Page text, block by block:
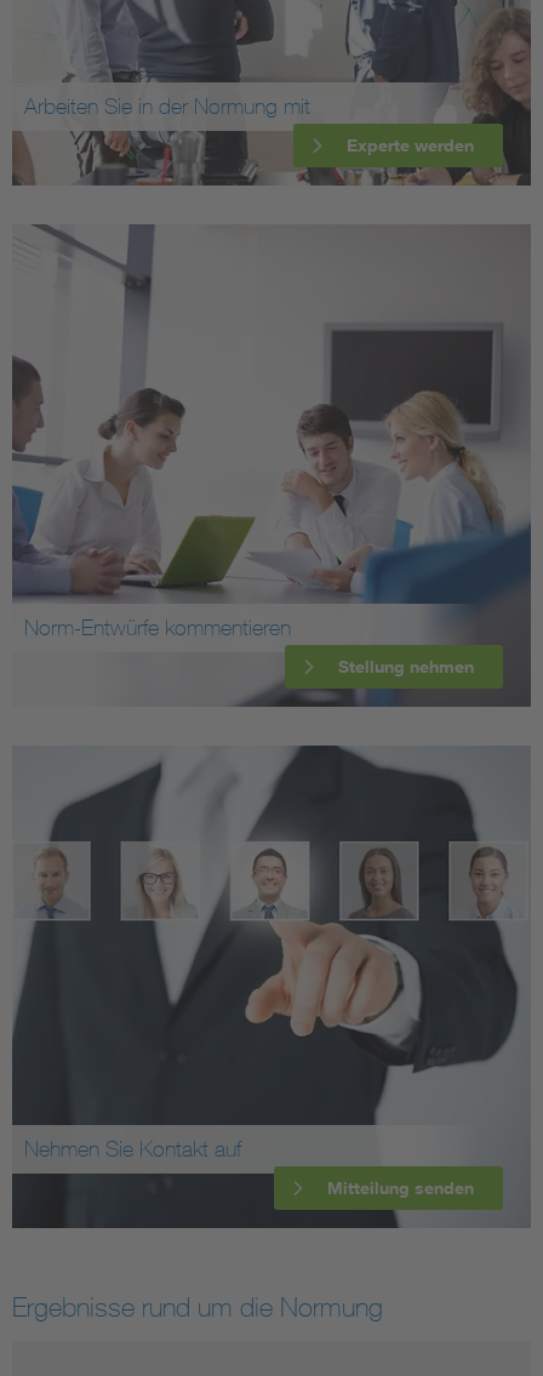
Arbeiten Sie in der Normung mit
Experte werden
Norm-Entwürfe kommentieren
Stellung nehmen
Nehmen Sie Kontakt auf
Mitteilung senden
Ergebnisse rund um die Normung